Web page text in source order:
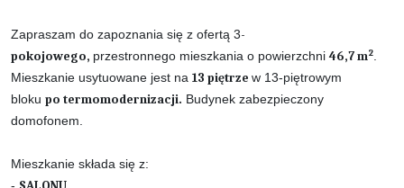
Zapraszam do zapoznania się z ofertą 3-
pokojowego, przestronnego mieszkania o powierzchni46,7m2.
Mieszkanie usytuowane jest na 13 piętrze w 13-piętrowym
bloku po termomodernizacji. Budynek zabezpieczony
domofonem.
Mieszkanie składa się z: